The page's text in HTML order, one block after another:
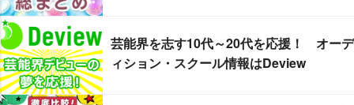
芸能界を志す10代～20代を応援！ オーデ
ィション・スクール情報はDeview